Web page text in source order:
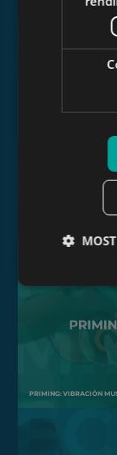
EJERCICIO TERAPÉUTICO
PRIMING: VIBRACIÓN